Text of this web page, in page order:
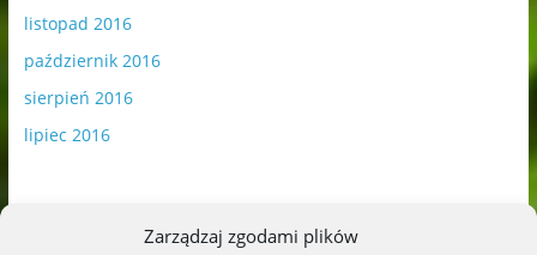
Zarządzaj zgodami plików
listopad 2016
październik 2016
sierpień 2016
lipiec 2016